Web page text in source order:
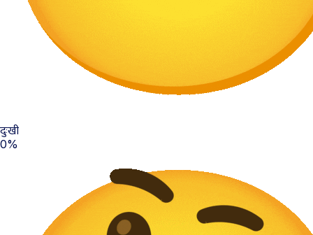
दुःखी
0%